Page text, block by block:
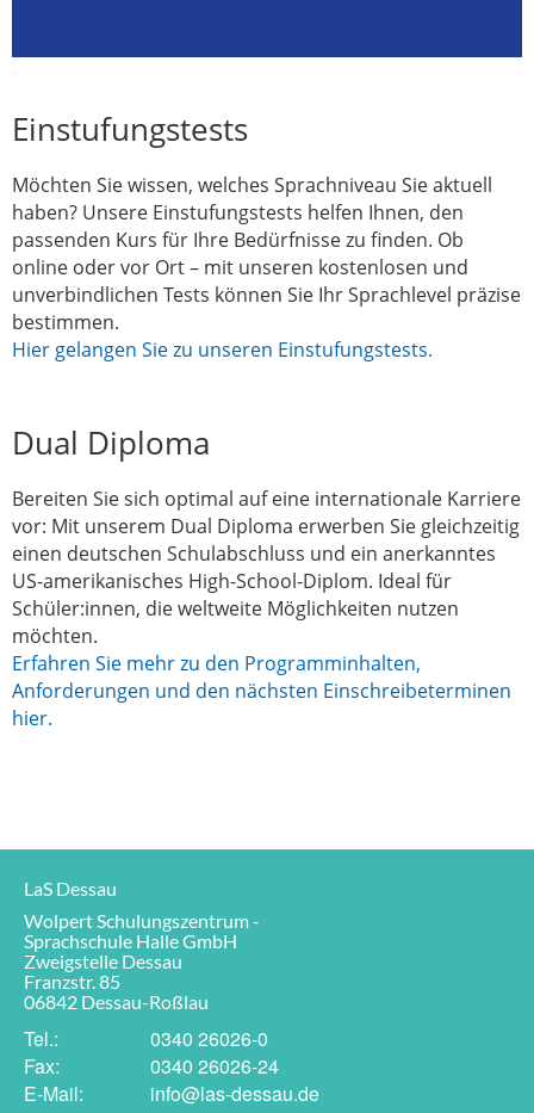
Einstufungstests
Möchten Sie wissen, welches Sprachniveau Sie aktuell
haben? Unsere Einstufungstests helfen Ihnen, den
passenden Kurs für Ihre Bedürfnisse zu finden. Ob
online oder vor Ort – mit unseren kostenlosen und
unverbindlichen Tests können Sie Ihr Sprachlevel präzise
bestimmen.
Hier gelangen Sie zu unseren Einstufungstests.
Dual Diploma
Bereiten Sie sich optimal auf eine internationale Karriere
vor: Mit unserem Dual Diploma erwerben Sie gleichzeitig
einen deutschen Schulabschluss und ein anerkanntes
US-amerikanisches High-School-Diplom. Ideal für
Schüler:innen, die weltweite Möglichkeiten nutzen
möchten.
Erfahren Sie mehr zu den Programminhalten,
Anforderungen und den nächsten Einschreibeterminen
hier.
LaS Dessau
Wolpert Schulungszentrum -
Sprachschule Halle GmbH
Zweigstelle Dessau
Franzstr. 85
06842 Dessau-Roßlau
Tel.:
0340 26026-0
Fax:
0340 26026-24
E-Mail:
info@las-dessau.de